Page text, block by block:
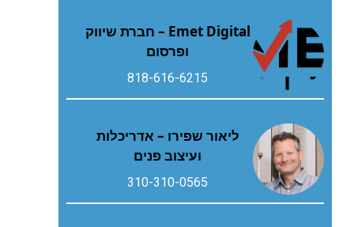
Emet Digital – חברת שיווק
ופרסום
818-616-6215
ליאור שפירו – אדריכלות
ועיצוב פנים
310-310-0565